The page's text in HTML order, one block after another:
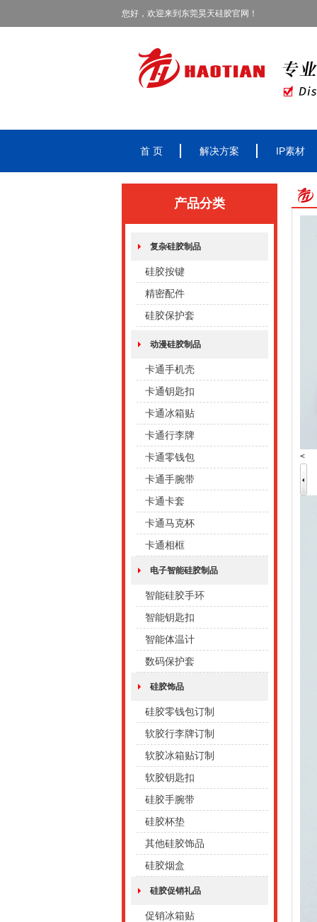
您好，欢迎来到东莞昊天硅胶官网！
首 页 解决方案 IP素材
产品分类
复杂硅胶制品
硅胶按键
精密配件
硅胶保护套
动漫硅胶制品
卡通手机壳
卡通钥匙扣
卡通冰箱贴
卡通行李牌
卡通零钱包
卡通手腕带
卡通卡套
卡通马克杯
卡通相框
电子智能硅胶制品
智能硅胶手环
智能钥匙扣
智能体温计
数码保护套
硅胶饰品
硅胶零钱包订制
软胶行李牌订制
软胶冰箱贴订制
软胶钥匙扣
硅胶手腕带
硅胶杯垫
其他硅胶饰品
硅胶烟盒
硅胶促销礼品
促销冰箱贴
<